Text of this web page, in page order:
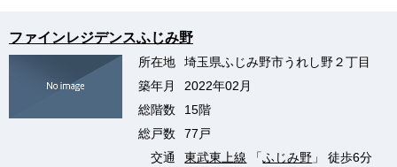
ファインレジデンスふじみ野
所在地
埼玉県ふじみ野市うれし野２丁目
築年月
2022年02月
総階数
15階
総戸数
77戸
交通
東武東上線 「ふじみ野 」 徒歩6分